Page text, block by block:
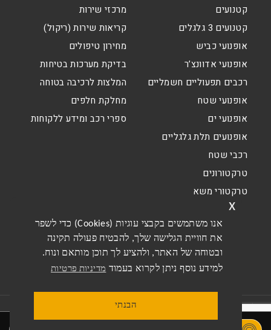
אנו משתמשים בקבצי עוגיות (Cookies) כדי לשפר
את חוויית הגלישה שלך, להבטיח פעולה תקינה
ובטוחה של האתר, ולהציע לך תוכן מותאם ונוח.
למידע נוסף ניתן לקרוא בעמוד מדיניות פרטיות
הבנתי
x
קטנועים
קטנועים 3 גלגלים
אופנועי כביש
אופנועי אדוונצ’ר
רכבים תפעוליים חשמליים
אופנועי שטח
אופנועי ים
אופנועים תלת גלגליים
רכבי שטח
טרקטורונים
טרקטורי משא
מרכזי שירות
קריאות שירות (ריקול)
מחירון טיפולים
בדיקת מערכות בטיחות
המלצות לרכיבה בטוחה
מחלקת חלפים
ספרי רכב ומידע ללקוחות
תקנון האתר תקנון מבצעים דו גלגלי
הסדרי נגישות